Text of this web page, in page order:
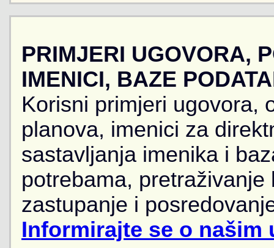
PRIMJERI UGOVORA,
IMENICI, BAZE
Korisni primjeri ugovora,
planova, imenici za
sastavljanja imenika i
potrebama,
zastupanje i
Informirajte se o našim